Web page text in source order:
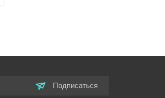
Подписаться